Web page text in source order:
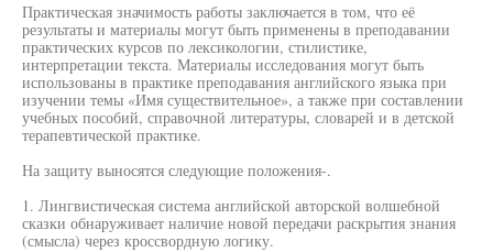
Практическая значимость работы заключается в том, что её
результаты и материалы могут быть применены в преподавании
практических курсов по лексикологии, стилистике,
интерпретации текста. Материалы исследования могут быть
использованы в практике преподавания английского языка при
изучении темы «Имя существительное», а также при составлении
учебных пособий, справочной литературы, словарей и в детской
терапевтической практике.
На защиту выносятся следующие положения-.
1. Лингвистическая система английской авторской волшебной
сказки обнаруживает наличие новой передачи раскрытия знания
(смысла) через кроссвордную логику.